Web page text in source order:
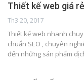
Thiết kế web giá
Th3 20, 2017
Thiết kế web nhanh
chuẩn SEO , chuyên
đến những sản phẩm